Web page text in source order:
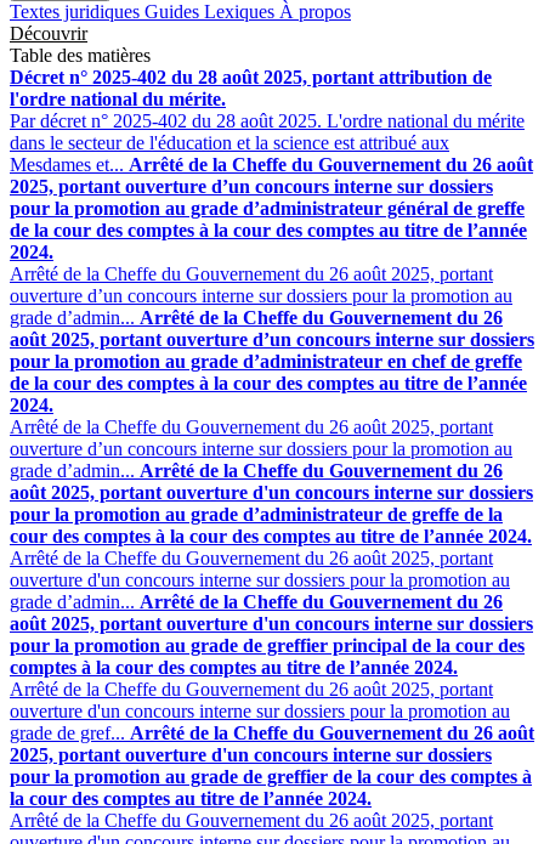
Textes juridiques Guides Lexiques À propos
Découvrir
Table des matières
Décret n° 2025-402 du 28 août 2025, portant attribution de
l'ordre national du mérite.
Par décret n° 2025-402 du 28 août 2025. L'ordre national du mérite
dans le secteur de l'éducation et la science est attribué aux
Mesdames et... Arrêté de la Cheffe du Gouvernement du 26 août
2025, portant ouverture d’un concours interne sur dossiers
pour la promotion au grade d’administrateur général de greffe
de la cour des comptes à la cour des comptes au titre de l’année
2024.
Arrêté de la Cheffe du Gouvernement du 26 août 2025, portant
ouverture d’un concours interne sur dossiers pour la promotion au
grade d’admin... Arrêté de la Cheffe du Gouvernement du 26
août 2025, portant ouverture d’un concours interne sur dossiers
pour la promotion au grade d’administrateur en chef de greffe
de la cour des comptes à la cour des comptes au titre de l’année
2024.
Arrêté de la Cheffe du Gouvernement du 26 août 2025, portant
ouverture d’un concours interne sur dossiers pour la promotion au
grade d’admin... Arrêté de la Cheffe du Gouvernement du 26
août 2025, portant ouverture d'un concours interne sur dossiers
pour la promotion au grade d’administrateur de greffe de la
cour des comptes à la cour des comptes au titre de l’année 2024.
Arrêté de la Cheffe du Gouvernement du 26 août 2025, portant
ouverture d'un concours interne sur dossiers pour la promotion au
grade d’admin... Arrêté de la Cheffe du Gouvernement du 26
août 2025, portant ouverture d'un concours interne sur dossiers
pour la promotion au grade de greffier principal de la cour des
comptes à la cour des comptes au titre de l’année 2024.
Arrêté de la Cheffe du Gouvernement du 26 août 2025, portant
ouverture d'un concours interne sur dossiers pour la promotion au
grade de gref... Arrêté de la Cheffe du Gouvernement du 26 août
2025, portant ouverture d'un concours interne sur dossiers
pour la promotion au grade de greffier de la cour des comptes à
la cour des comptes au titre de l’année 2024.
Arrêté de la Cheffe du Gouvernement du 26 août 2025, portant